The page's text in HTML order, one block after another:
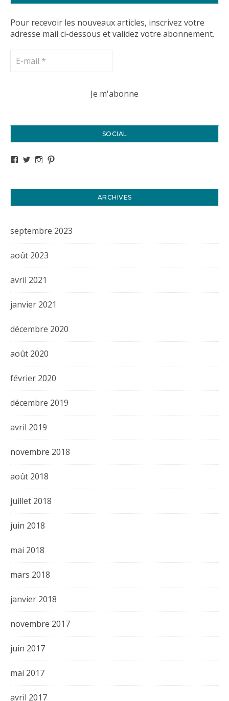
Pour recevoir les nouveaux articles, inscrivez votre
adresse mail ci-dessous et validez votre abonnement.
SOCIAL
Voir le profil de titval35 sur Facebook
Voir le profil de titval35 sur Twitter
Voir le profil de titval35 sur Instagram
ARCHIVES
septembre 2023
août 2023
avril 2021
janvier 2021
décembre 2020
août 2020
février 2020
décembre 2019
avril 2019
novembre 2018
août 2018
juillet 2018
juin 2018
mai 2018
mars 2018
janvier 2018
novembre 2017
juin 2017
mai 2017
avril 2017